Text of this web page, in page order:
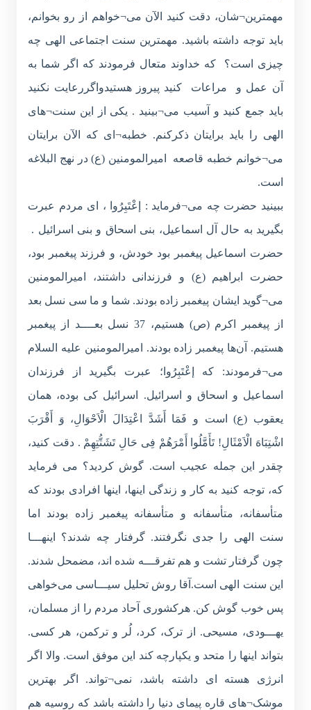
مهمترین¬شان، دقت کنید الآن می¬خواهم از رو بخوانم،
باید توجه داشته باشید. مهمترین سنت اجتماعی الهی چه
چیزی است؟ که خداوند متعال فرمودند که اگر شما به
آن عمل و مراعات کنید پیروز هستیدواگررعایت نکنید
باید جمع کنید و آسیب می¬بینید . یکی از این سنت¬های
الهی را باید برایتان ذکرکنم. خطبه¬ای که الآن برایتان
می¬خوانم خطبه قاصعه امیرالمومنین (ع) در نهج البلاغه
است.
ببینید حضرت چه می¬فرماید : إعْتَبِرُوا ، ای مردم عبرت
بگیرید به حال آل اسماعیل، بنی اسحاق و بنی اسرائیل .
حضرت اسماعیل پیغمبر بود خودش، و فرزند پیغمبر بود،
حضرت ابراهیم (ع) و فرزندانی داشتند، امیرالمومنین
می¬گوید ایشان پیغمبر زاده بودند. شما و ما سی نسل بعد
از پیغمبر اکرم (ص) هستیم، 37 نسل بعــــد از پیغمبر
هستیم. آن‌ها پیغمبر زاده بودند. امیرالمومنین علیه السلام
می¬فرمودند: که إعْتَبِرُوا؛ عبرت بگیرید از فرزندان
اسماعیل و اسحاق و اسرائیل. اسرائیل کی بوده، همان
یعقوب (ع) است و فَمَا أَشَدَّ اعْتِدَالَ الْاَحْوَالِ، وَ أَقْرَبَ
اشْتِبَاهَ الْاَمْثَالِ! تَأَمَّلُوا أَمْرَهُمْ فِی حَالِ تَشَتُّتِهِمْ . دقت کنید،
چقدر این جمله عجیب است. گوش کردید؟ می فرماید
که، توجه کنید به کار و زندگی اینها، اینها افرادی بودند که
متأسفانه، متأسفانه و متأسفانه پیغمبر زاده بودند اما
سنت الهی را جدی نگرفتند. گرفتار چه شدند؟ اینهـــا
چون گرفتار تشت و هم تفرقـــه شده اند، مضمحل شدند.
این سنت الهی است.آقا روش تحلیل سیـــاسی می‌خواهی
پس خوب گوش کن. هرکشوری آحاد مردم را از مسلمان،
یهـــودی، مسیحی. از ترک، کرد، لُر و ترکمن، هر کسی.
بتواند اینها را متحد و یکپارچه کند این موفق است. والا اگر
انرژی هسته ای داشته باشد، نمی¬تواند. اگر بهترین
موشک¬های قاره پیمای دنیا را داشته باشد که روسیه هم